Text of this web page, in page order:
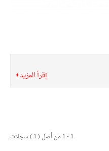
إقرأ المزيد
1 - 1 من أصل ( 1 ) سجلات